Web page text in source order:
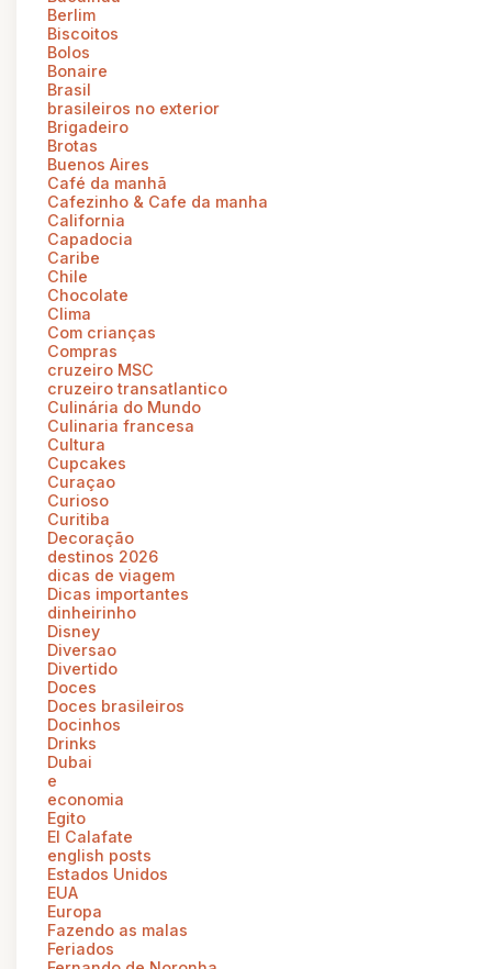
Berlim
Biscoitos
Bolos
Bonaire
Brasil
brasileiros no exterior
Brigadeiro
Brotas
Buenos Aires
Café da manhã
Cafezinho & Cafe da manha
California
Capadocia
Caribe
Chile
Chocolate
Clima
Com crianças
Compras
cruzeiro MSC
cruzeiro transatlantico
Culinária do Mundo
Culinaria francesa
Cultura
Cupcakes
Curaçao
Curioso
Curitiba
Decoração
destinos 2026
dicas de viagem
Dicas importantes
dinheirinho
Disney
Diversao
Divertido
Doces
Doces brasileiros
Docinhos
Drinks
Dubai
e
economia
Egito
El Calafate
english posts
Estados Unidos
EUA
Europa
Fazendo as malas
Feriados